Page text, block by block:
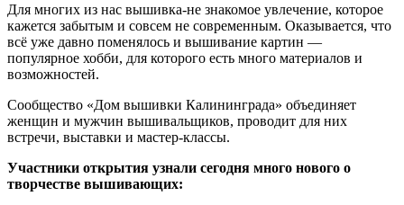
Для многих из нас вышивка-не знакомое увлечение, которое
кажется забытым и совсем не современным. Оказывается, что
всё уже давно поменялось и вышивание картин —
популярное хобби, для которого есть много материалов и
возможностей.
Сообщество «Дом вышивки Калининграда» объединяет
женщин и мужчин вышивальщиков, проводит для них
встречи, выставки и мастер-классы.
Участники открытия узнали сегодня много нового о
творчестве вышивающих: